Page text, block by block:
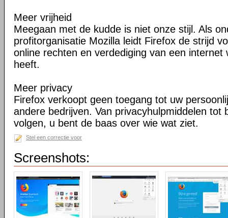
Meer vrijheid
Meegaan met de kudde is niet onze stijl. Als
profitorganisatie Mozilla leidt Firefox de strijd
online rechten en verdediging van een internet
heeft.
Meer privacy
Firefox verkoopt geen toegang tot uw
andere bedrijven. Van privacyhulpmiddelen tot
volgen, u bent de baas over wie wat ziet.
Stel een correctie voor
Screenshots: